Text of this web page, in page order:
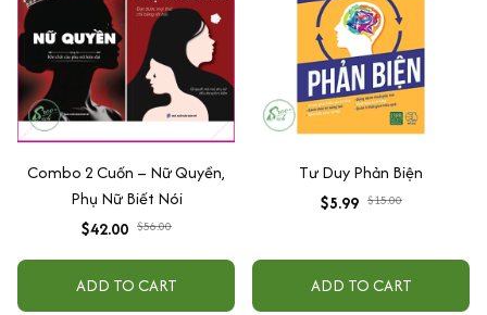
Combo 2 Cuốn – Nữ Quyền,
Phụ Nữ Biết Nói
$42.00 $56.00
ADD TO CART
Tư Duy Phản Biện
$5.99 $15.00
ADD TO CART